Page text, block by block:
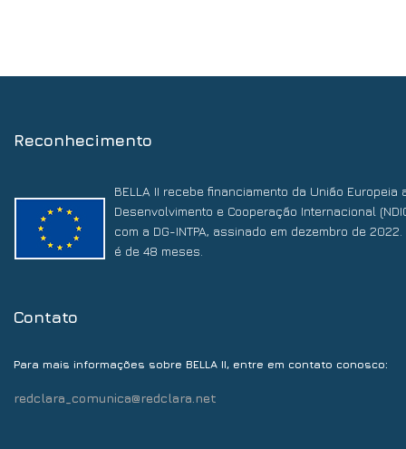
Reconhecimento
BELLA II recebe financiamento da União
Desenvolvimento e Cooperação Internacional
com a DG-INTPA, assinado em dezembro de
é de 48 meses.
Contato
Para mais informações sobre BELLA II, entre em contato conosco:
redclara_comunica@redclara.net